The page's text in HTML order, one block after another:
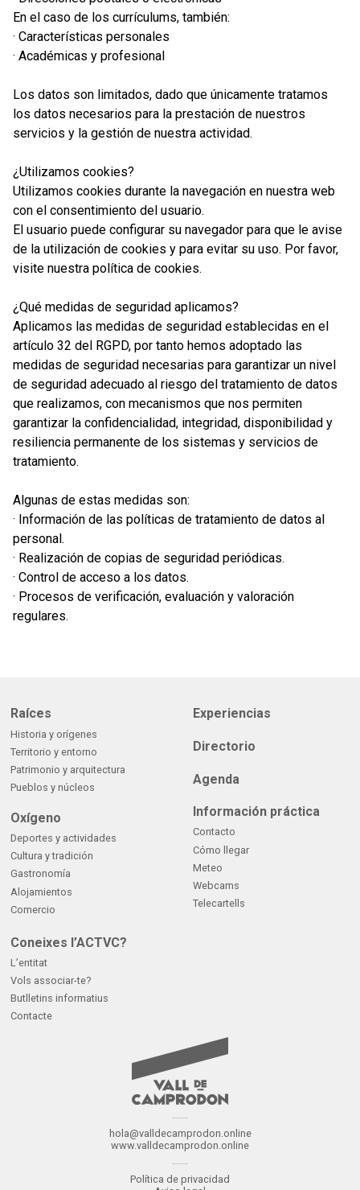
En el caso de los currículums, también:
· Características personales
· Académicas y profesional
Los datos son limitados, dado que únicamente tratamos
los datos necesarios para la prestación de nuestros
servicios y la gestión de nuestra actividad.
¿Utilizamos cookies?
Utilizamos cookies durante la navegación en nuestra web
con el consentimiento del usuario.
El usuario puede configurar su navegador para que le avise
de la utilización de cookies y para evitar su uso. Por favor,
visite nuestra política de cookies.
¿Qué medidas de seguridad aplicamos?
Aplicamos las medidas de seguridad establecidas en el
artículo 32 del RGPD, por tanto hemos adoptado las
medidas de seguridad necesarias para garantizar un nivel
de seguridad adecuado al riesgo del tratamiento de datos
que realizamos, con mecanismos que nos permiten
garantizar la confidencialidad, integridad, disponibilidad y
resiliencia permanente de los sistemas y servicios de
tratamiento.
Algunas de estas medidas son:
· Información de las políticas de tratamiento de datos al
personal.
· Realización de copias de seguridad periódicas.
· Control de acceso a los datos.
· Procesos de verificación, evaluación y valoración
regulares.
hola@valldecamprodon.online
www.valldecamprodon.online
Política de privacidad
Raíces
Historia y orígenes
Territorio y entorno
Patrimonio y arquitectura
Pueblos y núcleos
Oxígeno
Deportes y actividades
Cultura y tradición
Gastronomía
Alojamientos
Comercio
Experiencias
Directorio
Agenda
Información práctica
Contacto
Cómo llegar
Meteo
Webcams
Telecartells
Coneixes l’ACTVC?
L’entitat
Vols associar-te?
Butlletins informatius
Contacte